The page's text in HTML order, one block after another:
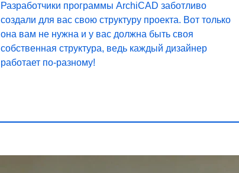
Разработчики программы ArchiCAD заботливо
создали для вас свою структуру проекта. Вот только
она вам не нужна и у вас должна быть своя
собственная структура, ведь каждый дизайнер
работает по-разному!